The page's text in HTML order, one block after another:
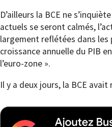
D’ailleurs la BCE ne
actuels se seront calmés,
largement reflétées dans les
croissance annuelle du PIB
l’euro-zone ».
Il y a deux jours, la BCE avait